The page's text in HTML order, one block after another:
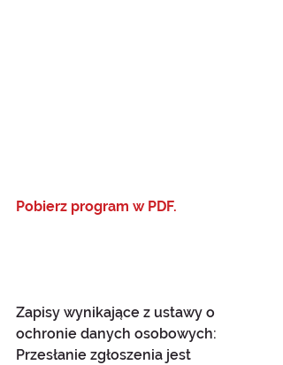
Pobierz program w PDF.
Zapisy wynikające z ustawy o
ochronie danych osobowych:
Przesłanie zgłoszenia jest